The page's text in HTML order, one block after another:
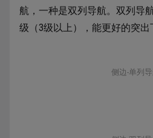
航，一种是双列导航。双列导
级（3级以上），能更好的突出
侧边-单列导